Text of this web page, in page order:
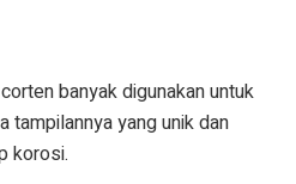
banyak digunakan untuk
tampilannya yang unik dan
korosi.